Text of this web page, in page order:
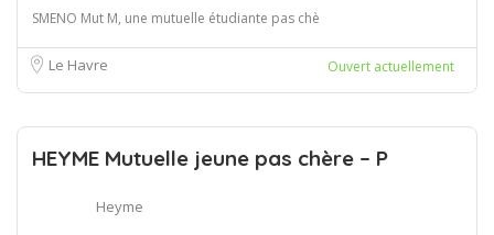
SMENO Mut M, une mutuelle étudiante pas chè
Le Havre Ouvert actuellement
HEYME Mutuelle jeune pas chère – P
Heyme